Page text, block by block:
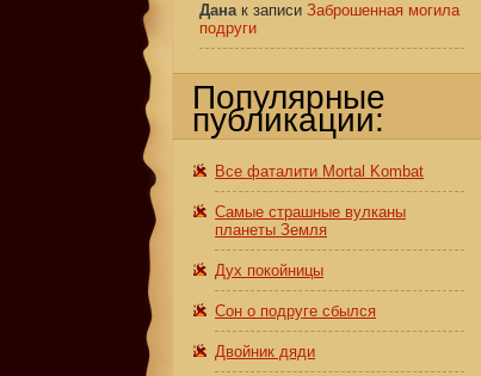
Данак записи Заброшенная могила
подруги
Популярные
публикации:
Все фаталити Mortal Kombat
Самые страшные вулканы
планеты Земля
Дух покойницы
Сон о подруге сбылся
Двойник дяди